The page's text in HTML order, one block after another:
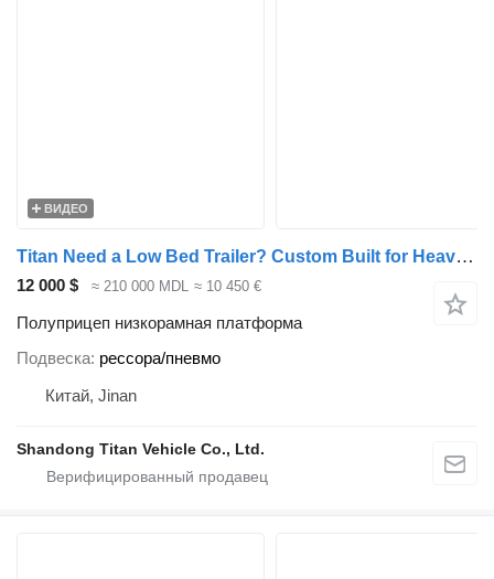
ВИДЕО
Titan Need a Low Bed Trailer? Custom Built for Heavy Haul
12 000 $ ≈ 210 000 MDL ≈ 10 450 €
Полуприцеп низкорамная платформа
Подвеска рессора/пневмо
Китай, Jinan
Shandong Titan Vehicle Co., Ltd.